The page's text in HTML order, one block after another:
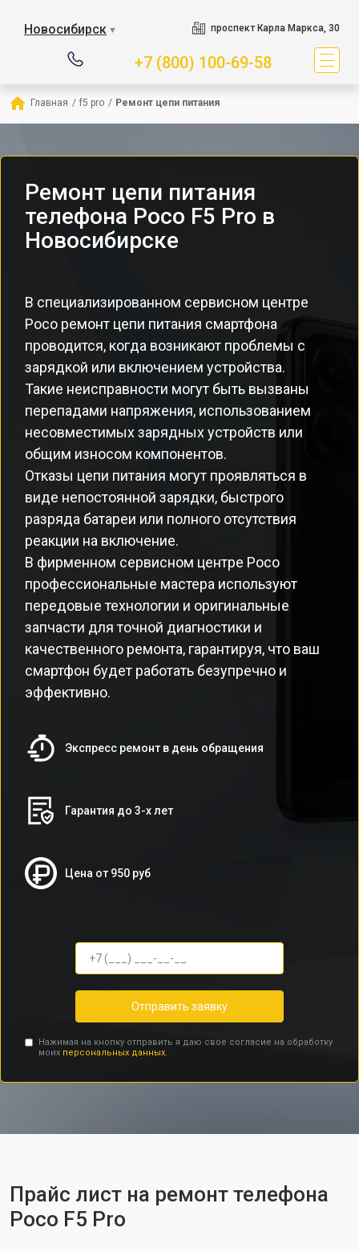
Новосибирск ▼ проспект Карла Маркса, 30
+7 (800) 100-69-58
Главная / f5 pro / Ремонт цепи питания
Ремонт цепи питания
телефона Poco F5 Pro в
Новосибирске
В специализированном сервисном центре
Poco ремонт цепи питания смартфона
проводится, когда возникают проблемы с
зарядкой или включением устройства.
Такие неисправности могут быть вызваны
перепадами напряжения, использованием
несовместимых зарядных устройств или
общим износом компонентов.
Отказы цепи питания могут проявляться в
виде непостоянной зарядки, быстрого
разряда батареи или полного отсутствия
реакции на включение.
В фирменном сервисном центре Poco
профессиональные мастера используют
передовые технологии и оригинальные
запчасти для точной диагностики и
качественного ремонта, гарантируя, что ваш
смартфон будет работать безупречно и
эффективно.
Экспресс ремонт в день обращения
Гарантия до 3-х лет
Цена от 950 руб
Отправить заявку
Нажимая на кнопку отправить я даю свое согласие на обработку
моих персональных данных.
Прайс лист на ремонт телефона
Poco F5 Pro